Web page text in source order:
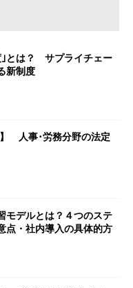
｣とは？ サプライチェー
新制度
】 人事･労務分野の法定
モデルとは？４つのステ
点・社内導入の具体的方